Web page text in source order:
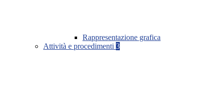
Rappresentazione grafica
Attività e procedimenti 3